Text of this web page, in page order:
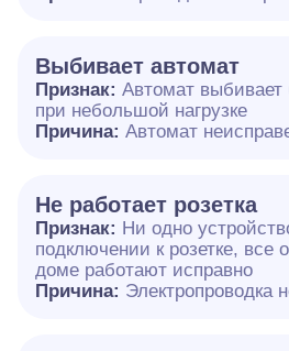
Выбивает автомат
Признак: Автомат выбивает
при небольшой нагрузке
Причина: Автомат
Не работает розетка
Признак: Ни одно
подключении к розетке, все
доме работают исправно
Причина: Электропроводка